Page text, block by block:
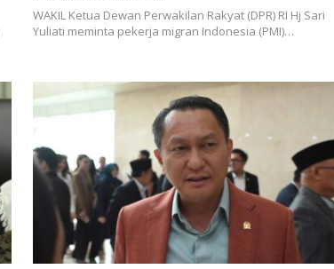
WAKIL Ketua Dewan Perwakilan Rakyat (DPR) RI Hj Sari
Yuliati meminta pekerja migran Indonesia (PMI)…